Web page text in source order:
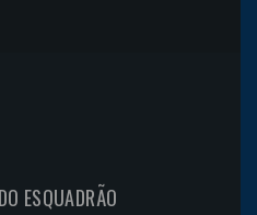
ESQUADRÃO